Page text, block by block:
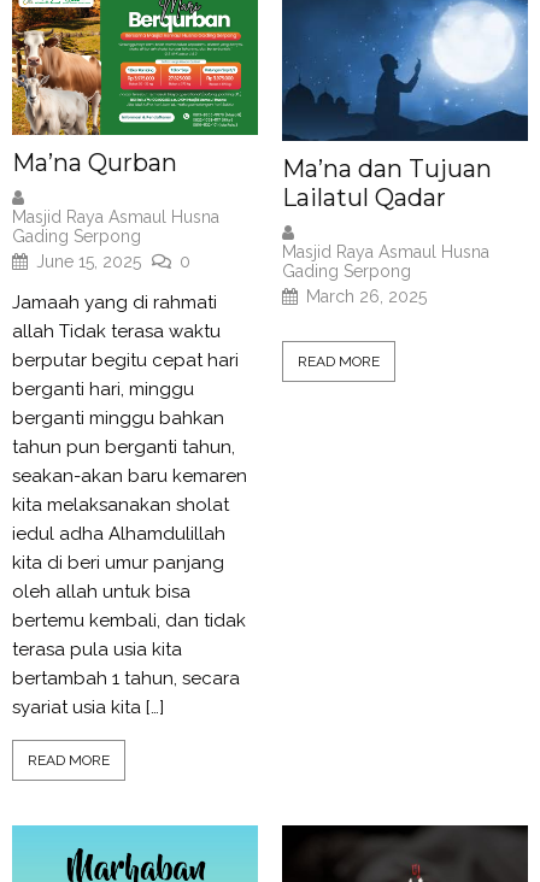
Ma’na Qurban
Masjid Raya Asmaul Husna
Gading Serpong
June 15, 2025
0
Jamaah yang di rahmati
allah Tidak terasa waktu
berputar begitu cepat hari
berganti hari, minggu
berganti minggu bahkan
tahun pun berganti tahun,
seakan-akan baru kemaren
kita melaksanakan sholat
iedul adha Alhamdulillah
kita di beri umur panjang
oleh allah untuk bisa
bertemu kembali, dan tidak
terasa pula usia kita
bertambah 1 tahun, secara
syariat usia kita […]
READ MORE
Ma’na dan Tujuan
Lailatul Qadar
Masjid Raya Asmaul Husna
Gading Serpong
March 26, 2025
READ MORE